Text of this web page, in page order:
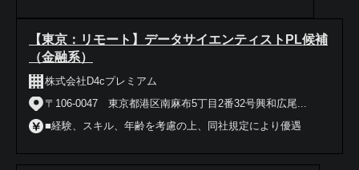
【東京：リモート】データサイエンティストPL候補
（金融系）
株式会社D4cプレミアム
〒106-0047 東京都港区南麻布5丁目2番32号興和広尾...
■経験、スキル、年齢を考慮の上、同社規定により優遇